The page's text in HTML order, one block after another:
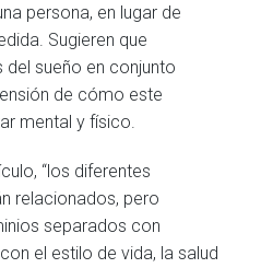
persona, en lugar de
Sugieren que
sueño en conjunto
de cómo este
mental y físico.
“los diferentes
relacionados, pero
separados con
el estilo de vida, la salud